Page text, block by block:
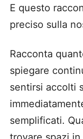
E questo
preciso sulla
Racconta
spiegare
sentirsi accolti
semplificati.